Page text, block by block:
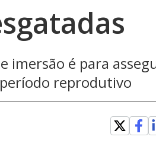
imersão é para
reprodutivo